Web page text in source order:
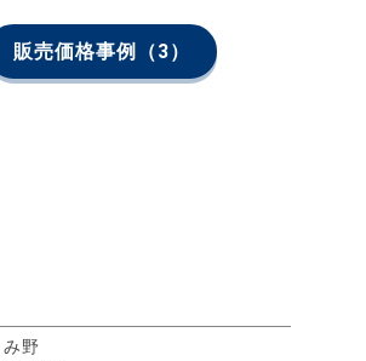
販売価格事例 （3）
野